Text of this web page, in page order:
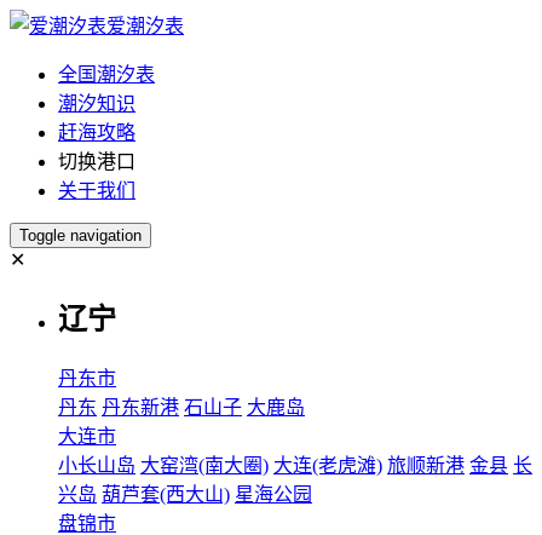
爱潮汐表
全国潮汐表
潮汐知识
赶海攻略
切换港口
关于我们
Toggle navigation
✕
辽宁
丹东市
丹东 丹东新港 石山子 大鹿岛
大连市
小长山岛 大窑湾(南大圈) 大连(老虎滩) 旅顺新港 金县 长
兴岛 葫芦套(西大山) 星海公园
盘锦市